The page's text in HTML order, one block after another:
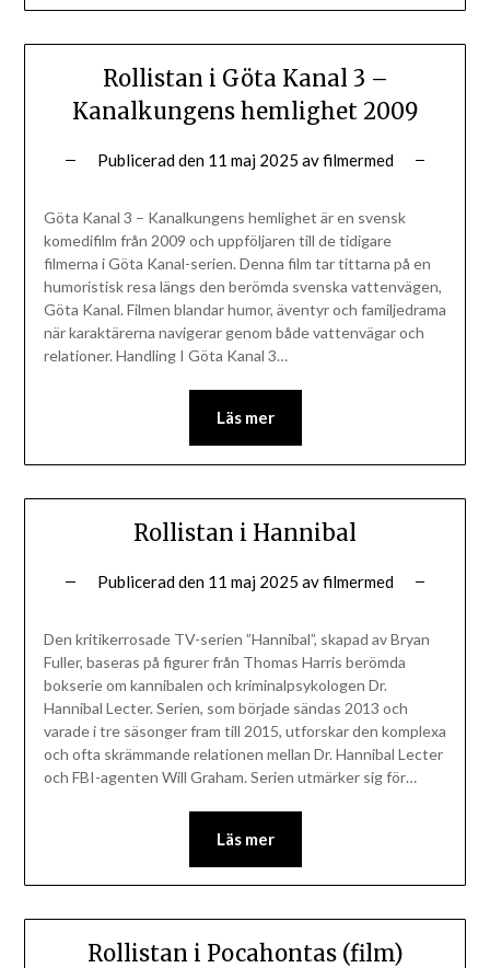
Rollistan i Göta Kanal 3 –
Kanalkungens hemlighet 2009
Publicerad den 11 maj 2025 avfilmermed
Göta Kanal 3 – Kanalkungens hemlighet är en svensk
komedifilm från 2009 och uppföljaren till de tidigare
filmerna i Göta Kanal-serien. Denna film tar tittarna på en
humoristisk resa längs den berömda svenska vattenvägen,
Göta Kanal. Filmen blandar humor, äventyr och familjedrama
när karaktärerna navigerar genom både vattenvägar och
relationer. Handling I Göta Kanal 3…
Läs mer
Rollistan i Hannibal
Publicerad den 11 maj 2025 avfilmermed
Den kritikerrosade TV-serien ”Hannibal”, skapad av Bryan
Fuller, baseras på figurer från Thomas Harris berömda
bokserie om kannibalen och kriminalpsykologen Dr.
Hannibal Lecter. Serien, som började sändas 2013 och
varade i tre säsonger fram till 2015, utforskar den komplexa
och ofta skrämmande relationen mellan Dr. Hannibal Lecter
och FBI-agenten Will Graham. Serien utmärker sig för…
Läs mer
Rollistan i Pocahontas (film)